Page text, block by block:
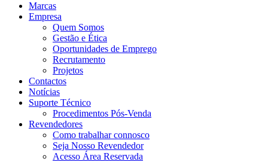
Marcas
Empresa
Quem Somos
Gestão e Ética
Oportunidades de Emprego
Recrutamento
Projetos
Contactos
Notícias
Suporte Técnico
Procedimentos Pós-Venda
Revendedores
Como trabalhar connosco
Seja Nosso Revendedor
Acesso Área Reservada